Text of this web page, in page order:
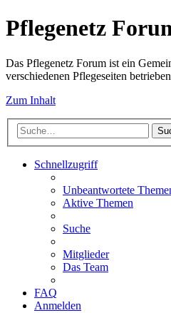
Pflegenetz
Das Pflegenetz Forum ist ein
verschiedenen Pflegeseiten
Zum Inhalt
Schnellzugriff
Unbeantwortete
Aktive Themen
Suche
Mitglieder
Das Team
FAQ
Anmelden